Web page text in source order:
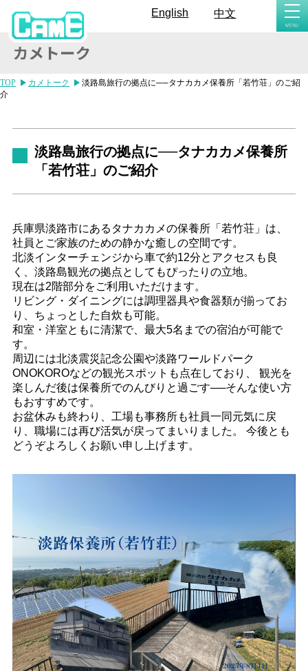
中文
English
TOP カメトーク
淡路島旅行の拠点に──タナカカメ保養所「若竹荘」のご紹
介
淡路島旅行の拠点に──タナカカメ保養所
「若竹荘」のご紹介
兵庫県淡路市にあるタナカカメの保養所「若竹荘」は、
社員とご家族のための静かな癒しの空間です。
北淡インターチェンジから車で約12分とアクセスも良
く、淡路島観光の拠点としてもぴったりの立地。
現在は2階部分をご利用いただけます。
リビング・ダイニングには調理器具や食器類が揃ってお
り、ちょっとした自炊も可能。
和室・洋室ともに清潔で、最大5名までの宿泊が可能で
す。
周辺には北淡震災記念公園や淡路ワールドパーク
ONOKOROなどの観光スポットも点在しており、 観光を
楽しんだ後は保養所でのんびりと過ごす──そんな使い方
もおすすめです。
お盆休みも終わり、工場も事務所も社員一同元気に戻
り、職場には再び活気が戻ってまいりました。 今後とも
どうぞよろしくお願い申し上げます。